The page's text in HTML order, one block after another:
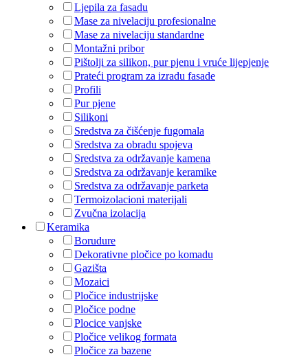
Ljepila za fasadu
Mase za nivelaciju profesionalne
Mase za nivelaciju standardne
Montažni pribor
Pištolji za silikon, pur pjenu i vruće lijepjenje
Prateći program za izradu fasade
Profili
Pur pjene
Silikoni
Sredstva za čišćenje fugomala
Sredstva za obradu spojeva
Sredstva za održavanje kamena
Sredstva za održavanje keramike
Sredstva za održavanje parketa
Termoizolacioni materijali
Zvučna izolacija
Keramika
Borudure
Dekorativne pločice po komadu
Gazišta
Mozaici
Pločice industrijske
Pločice podne
Plocice vanjske
Pločice velikog formata
Pločice za bazene